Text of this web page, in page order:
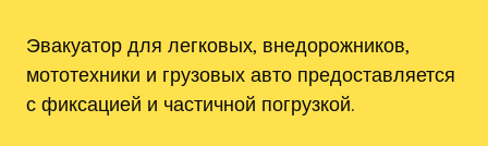
Эвакуатор для легковых‚ внедорожников‚
мототехники и грузовых авто предоставляется
с фиксацией и частичной погрузкой.